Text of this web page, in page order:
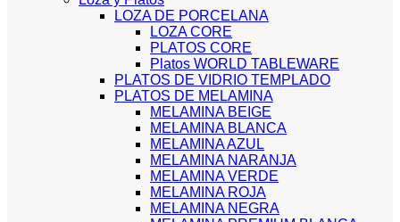
LOZA DE PORCELANA
LOZA CORE
PLATOS CORE
Platos WORLD TABLEWARE
PLATOS DE VIDRIO TEMPLADO
PLATOS DE MELAMINA
MELAMINA BEIGE
MELAMINA BLANCA
MELAMINA AZUL
MELAMINA NARANJA
MELAMINA VERDE
MELAMINA ROJA
MELAMINA NEGRA